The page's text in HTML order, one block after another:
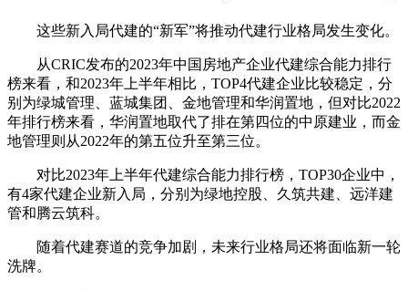
这些新入局代建的“新军”将推动代建行业格局发生变化。
从CRIC发布的2023年中国房地产企业代建综合能力排行
榜来看，和2023年上半年相比，TOP4代建企业比较稳定，分
别为绿城管理、蓝城集团、金地管理和华润置地，但对比2022
年排行榜来看，华润置地取代了排在第四位的中原建业，而金
地管理则从2022年的第五位升至第三位。
对比2023年上半年代建综合能力排行榜，TOP30企业中，
有4家代建企业新入局， 分别为绿地控股、久筑共建、远洋建
管和腾云筑科。
随着代建赛道的竞争加剧，未来行业格局还将面临新一轮
洗牌。